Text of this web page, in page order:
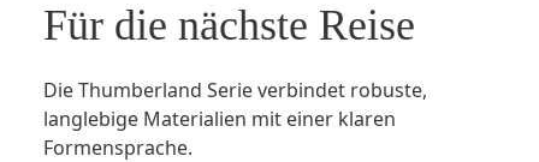
Für die nächste Reise
Die Thumberland Serie verbindet robuste,
langlebige Materialien mit einer klaren
Formensprache.